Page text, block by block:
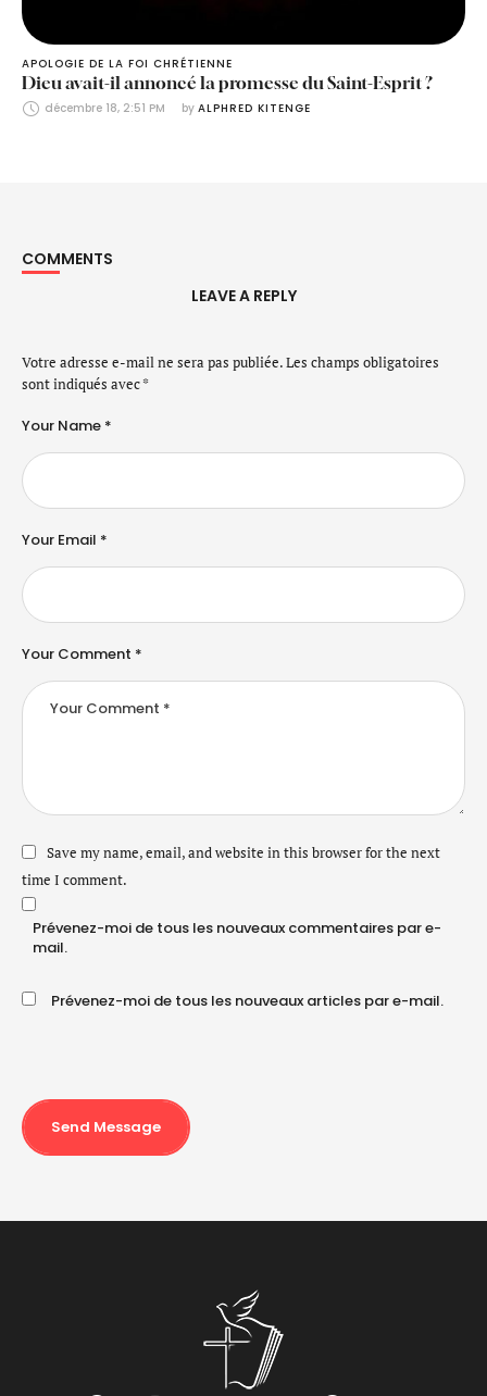
APOLOGIE DE LA FOI CHRÉTIENNE
Dieu avait-il annoncé la promesse du Saint-Esprit ?
décembre 18, 2:51 PM by ALPHRED KITENGE
COMMENTS
LEAVE A REPLY
Votre adresse e-mail ne sera pas publiée.Les champs obligatoires
sont indiqués avec*
Your Comment *
Your Name *
Your Email *
Save my name, email, and website in this browser for the next
time I comment.
Prévenez-moi de tous les nouveaux commentaires par e-
mail.
Prévenez-moi de tous les nouveaux articles par e-mail.
Send Message